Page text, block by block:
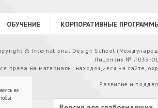
ОБУЧЕНИЕ КОРПОРАТИВНЫЕ
© International Design School
Лицензия № Л035-
права на материалы, находящиеся на сайте,
Развитие и
на